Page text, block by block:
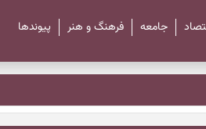
جامعه فرهنگ و هنر پیوند‌ها